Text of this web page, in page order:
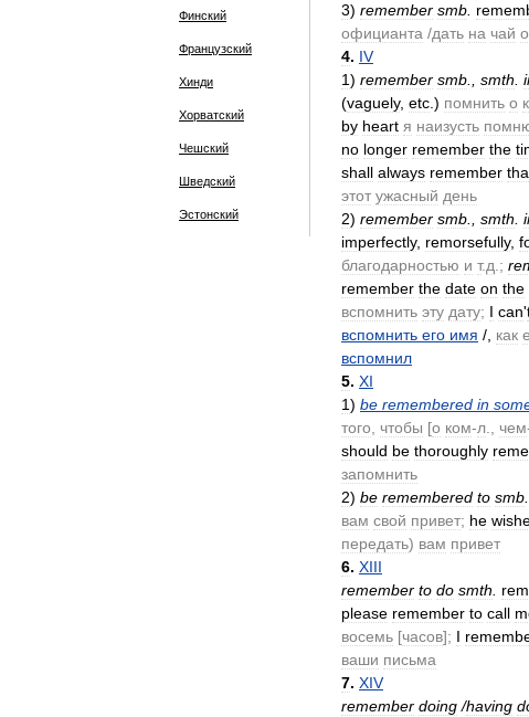
Финский
Французский
Хинди
Хорватский
Чешский
Шведский
Эстонский
3) remember smb
официанта /дать на чай
4. IV
1) remember smb smth
(vaguely, etc .) помнить о
by heart я наизусть
no longer remember the
shall always remember
этот ужасный день
2) remember smb smth
imperfectly, remorsefully,
благодарностью и т.д .;
remember the date on the
вспомнить эту дату; I can'
вспомнить его имя /, как
вспомнил
5. XI
1) be remembered in
того
чтобы [о ком-л чем
should be thoroughly
запомнить
2) be remembered to smb
вам свой привет; he
передать) вам привет
6. XIII
remember to do smth
please remember to call
восемь [часов]; I
ваши письма
7. XIV
remember doing/having